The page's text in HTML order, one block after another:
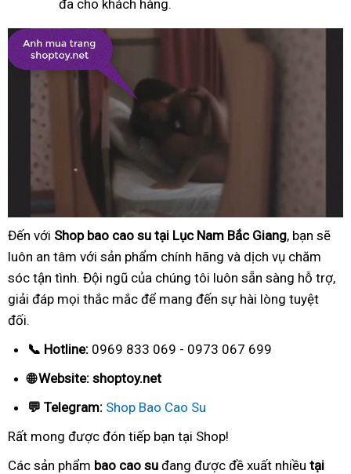
đa cho khách hàng.
Đến với Shop bao cao su tại Lục Nam Bắc Giang, bạn sẽ
luôn an tâm với sản phẩm chính hãng và dịch vụ chăm
sóc tận tình. Đội ngũ của chúng tôi luôn sẵn sàng hỗ trợ,
giải đáp mọi thắc mắc để mang đến sự hài lòng tuyệt
đối.
📞 Hotline: 0969 833 069 - 0973 067 699
🌐 Website: shoptoy.net
💬 Telegram: Shop Bao Cao Su
Rất mong được đón tiếp bạn tại Shop!
Các sản phẩm bao cao su đang được đề xuất nhiều tại